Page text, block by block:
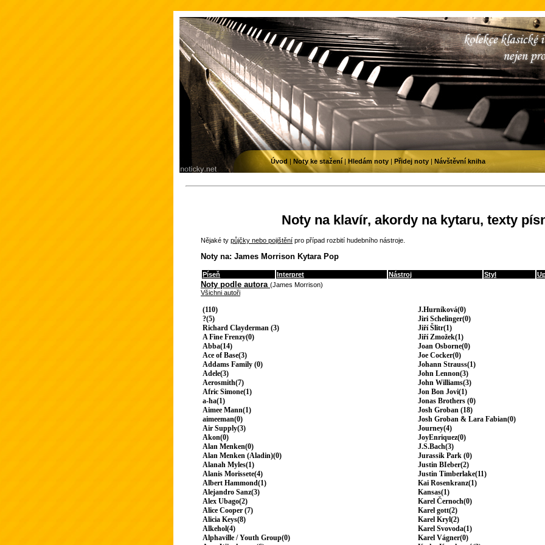
Noty na klavír, akordy na kytaru, texty
Nějaké ty půjčky nebo pojištění pro případ rozbití hudebního nástroje.
Noty na: James Morrison Kytara Pop
Píseň Interpret Nástroj Styl
Noty podle autora (James Morrison)
Všichni autoři
(110)
?(5)
Richard Clayderman (3)
A Fine Frenzy(0)
Abba(14)
Ace of Base(3)
Addams Family (0)
Adele(3)
Aerosmith(7)
Afric Simone(1)
a-ha(1)
Aimee Mann(1)
aimeeman(0)
Air Supply(3)
Akon(0)
Alan Menken(0)
Alan Menken (Aladin)(0)
Alanah Myles(1)
Alanis Morissete(4)
Albert Hammond(1)
Alejandro Sanz(3)
Alex Ubago(2)
Alice Cooper (7)
Alicia Keys(8)
Alkehol(4)
Alphaville / Youth Group(0)
J.Hurníková(0)
Jiri Schelinger(0)
Jiří Šlitr(1)
Jiří Zmožek(1)
Joan Osborne(0)
Joe Cocker(0)
Johann Strauss(1)
John Lennon(3)
John Williams(3)
Jon Bon Jovi(1)
Jonas Brothers (0)
Josh Groban (18)
Josh Groban & Lara Fabian(0)
Journey(4)
JoyEnriquez(0)
J.S.Bach(3)
Jurassik Park (0)
Justin BIeber(2)
Justin Timberlake(11)
Kai Rosenkranz(1)
Kansas(1)
Karel Černoch(0)
Karel gott(2)
Karel Kryl(2)
Karel Svovoda(1)
Karel Vágner(0)
Úvod | Noty ke stažení| Hledám noty | Přidej noty | Návštěvní kniha